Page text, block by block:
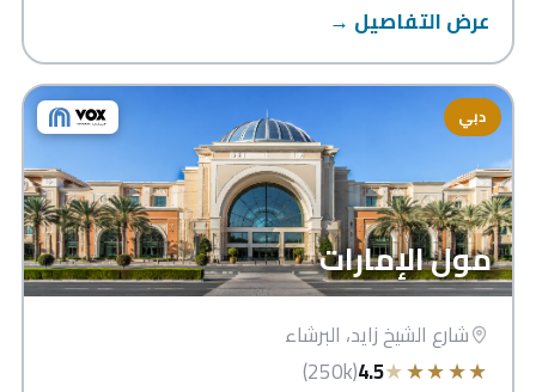
عرض التفاصيل →
دبي
مول الإمارات
شارع الشيخ زايد، البرشاء
★
★
★
★
★
4.5
(250k)